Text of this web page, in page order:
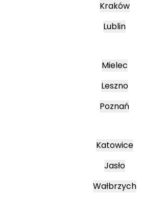
Kraków
Lublin
Mielec
Leszno
Poznań
Katowice
Jasło
Wałbrzych